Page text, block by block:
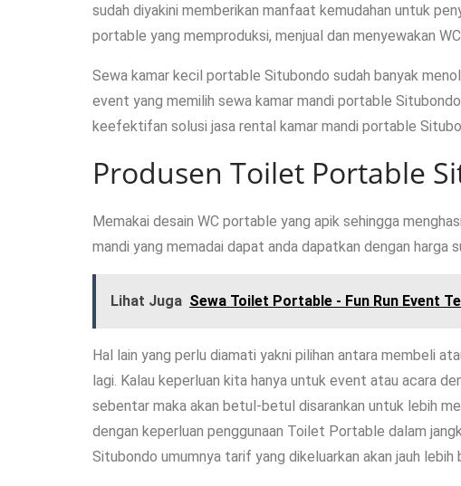
sudah diyakini memberikan manfaat kemudahan untuk
portable yang memproduksi, menjual dan menyewakan
Sewa kamar kecil portable Situbondo sudah banyak
event yang memilih sewa kamar mandi portable
keefektifan solusi jasa rental kamar mandi portable
Produsen Toilet Portable
Memakai desain WC portable yang apik sehingga
mandi yang memadai dapat anda dapatkan dengan harga
Lihat Juga Sewa Toilet Portable - Fun Run Event
Hal lain yang perlu diamati yakni pilihan antara membeli
lagi. Kalau keperluan kita hanya untuk event atau acara
sebentar maka akan betul-betul disarankan untuk lebih
dengan keperluan penggunaan Toilet Portable dalam
Situbondo umumnya tarif yang dikeluarkan akan jauh lebih